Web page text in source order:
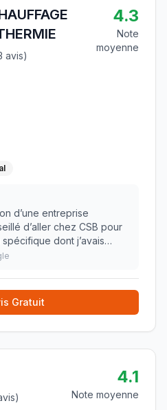
avis)
4.3
Note
moyenne
d’une entreprise
d’aller chez CSB pour
dont j’avais
radiateur. Franchement, je
Gratuit
4.1
Note moyenne